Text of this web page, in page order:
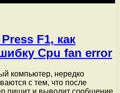
F1, как
Cpu fan error
компьютер, нередко
с тем, что после
пищит и выводит сообщение